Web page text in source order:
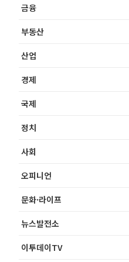
금융
부동산
산업
경제
국제
정치
사회
오피니언
문화·라이프
뉴스발전소
이투데이TV